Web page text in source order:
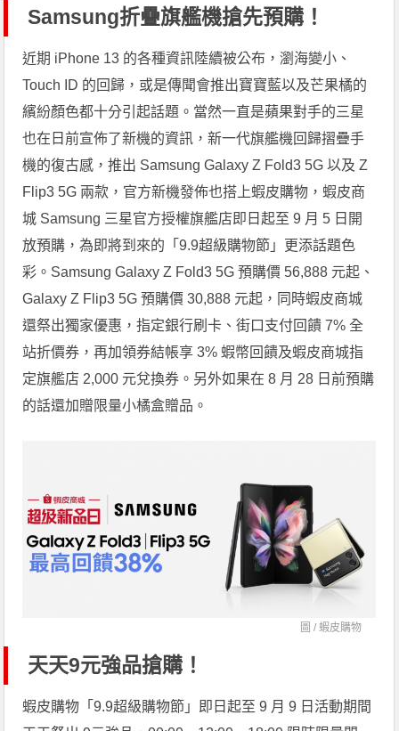
Samsung折疊旗艦機搶先預購！
近期 iPhone 13 的各種資訊陸續被公布，瀏海變小、
Touch ID 的回歸，或是傳聞會推出寶寶藍以及芒果橘的
繽紛顏色都十分引起話題。當然一直是蘋果對手的三星
也在日前宣佈了新機的資訊，新一代旗艦機回歸摺疊手
機的復古感，推出 Samsung Galaxy Z Fold3 5G 以及 Z
Flip3 5G 兩款，官方新機發佈也搭上蝦皮購物，蝦皮商
城 Samsung 三星官方授權旗艦店即日起至 9 月 5 日開
放預購，為即將到來的「9.9超級購物節」更添話題色
彩。Samsung Galaxy Z Fold3 5G 預購價 56,888 元起、
Galaxy Z Flip3 5G 預購價 30,888 元起，同時蝦皮商城
還祭出獨家優惠，指定銀行刷卡、街口支付回饋 7% 全
站折價券，再加領券結帳享 3% 蝦幣回饋及蝦皮商城指
定旗艦店 2,000 元兌換券。另外如果在 8 月 28 日前預購
的話還加贈限量小橘盒贈品。
圖 / 蝦皮購物
天天9元強品搶購！
蝦皮購物「9.9超級購物節」即日起至 9 月 9 日活動期間